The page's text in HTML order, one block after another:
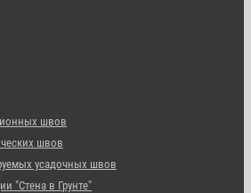
швов
швов
усадочных швов
"Стена в Грунте"